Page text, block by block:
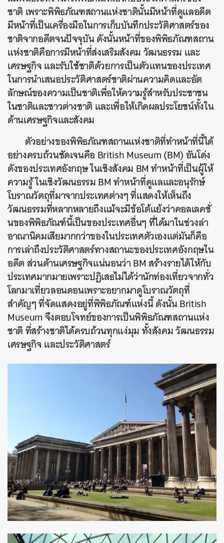
ชาติ เพราะพิพิธภัณฑสถานแห่งชาตินั้นมีหน้าที่ดูแลอดีต
มีหน้าที่เป็นเครื่องมือในการเก็บบันทึกประวัติศาสตร์ของ
ชาติจากอดีตจนปัจจุบัน ดังนั้นหน้าที่ของพิพิธภัณฑสถาน
แห่งชาติคือการมีหน้าที่ส่งเสริมสังคม วัฒนธรรม และ
เศรษฐกิจ และรับใช้ชาติด้วยการเป็นตัวแทนของประเทศ
ในการนำเสนอประวัติศาสตร์ชาติผ่านความคิดและอัต
ลักษณ์ของความเป็นชาติเพื่อให้ความรู้สำหรับประชาชน
ในชาติและชาวต่างชาติ และเพื่อให้เกิดผลประโยชน์ทั้งใน
ด้านเศรษฐกิจและสังคม
ตัวอย่างของพิพิธภัณฑสถานแห่งชาติที่ทำหน้าที่นี้ได้
อย่างครบถ้วนชัดเจนคือ British Museum(BM)อันโด่ง
ดังของประเทศอังกฤษ ในเชิงสังคม BM ทำหน้าที่เป็นผู้ให้
ความรู้ในเชิงวัฒนธรรมBM ทำหน้าที่ดูแลและอนุรักษ์
โบราณวัตถุที่มาจากประเทศต่างๆ ที่แสดงให้เห็นถึง
วัฒนธรรมที่หลากหลายถึงแม้จะมีข้อโต้แย้งว่าคอลเลคชั่
นของพิพิธภัณฑ์นี้เป็นของประเทศอื่นๆ ที่ได้มาในช่วงล่า
อาณานิคมเสียมากกว่าของในประเทศตัวเองแต่มันก็คือ
การเล่าถึงประวัติศาสตร์ทางสถานะของประเทศอังกฤษใน
อดีต ส่วนด้านเศรษฐกิจแน่นอนว่า BM สร้างรายได้ให้กับ
ประเทศมากมายเพราะปฏิเสธไม่ได้ว่านักท่องเที่ยวจากทั่ว
โลกมาเที่ยวลอนดอนเพราะอยากมาดูโบราณวัตถุที่
สำคัญๆ ที่จัดแสดงอยู่ที่พิพิธภัณฑ์แห่งนี้ ดังนั้น British
Museum จึงตอบโจทย์ของการเป็นพิพิธภัณฑสถานแห่ง
ชาติ ที่สร้างชาติได้ครบถ้วนทุกแง่มุม ทั้งสังคม วัฒนธรรม
เศรษฐกิจ และประวัติศาสตร์